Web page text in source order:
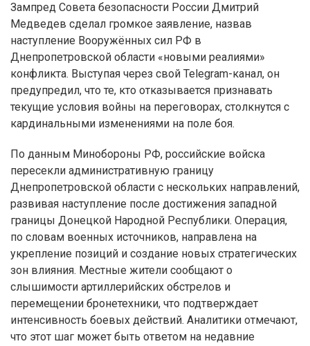
Зампред Совета безопасности России Дмитрий
Медведев сделал громкое заявление, назвав
наступление Вооружённых сил РФ в
Днепропетровской области «новыми реалиями»
конфликта. Выступая через свой Telegram-канал, он
предупредил, что те, кто отказывается признавать
текущие условия войны на переговорах, столкнутся с
кардинальными изменениями на поле боя.
По данным Минобороны РФ, российские войска
пересекли административную границу
Днепропетровской области с нескольких направлений,
развивая наступление после достижения западной
границы Донецкой Народной Республики. Операция,
по словам военных источников, направлена на
укрепление позиций и создание новых стратегических
зон влияния. Местные жители сообщают о
слышимости артиллерийских обстрелов и
перемещении бронетехники, что подтверждает
интенсивность боевых действий. Аналитики отмечают,
что этот шаг может быть ответом на недавние